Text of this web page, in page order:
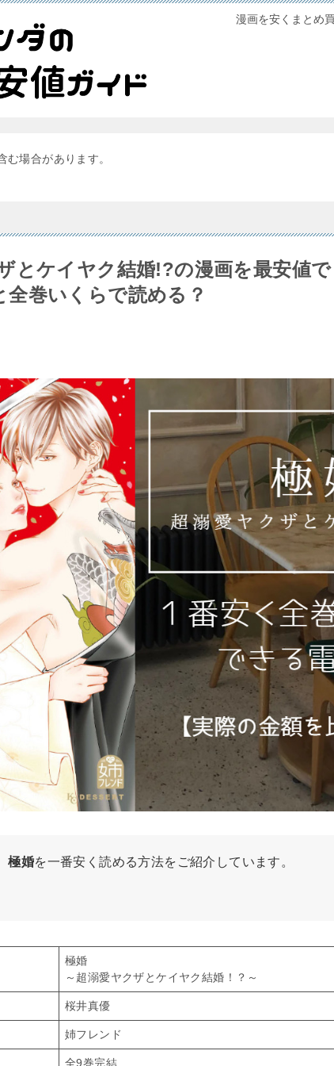
漫画を安くまとめ
場合があります。
とケイヤク結婚!?の漫画を最安値
全巻いくらで読める？
極婚を一番安く読める方法をご紹介しています。
極婚
～超溺愛ヤクザとケイヤク結婚！？～
桜井真優
姉フレンド
全9巻完結